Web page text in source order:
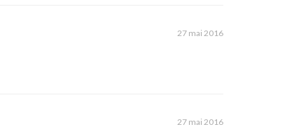
27 mai 2016
27 mai 2016